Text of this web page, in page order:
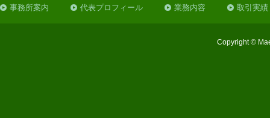
事務所案内 代表プロフィール 業務内容 取引実績
Copyright ©